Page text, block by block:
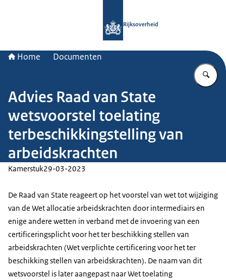
Rijksoverheid
Home Documenten
Advies Raad van State
wetsvoorstel toelating
terbeschikkingstelling van
arbeidskrachten
Kamerstuk29-03-2023
De Raad van State reageert op het voorstel van wet tot wijziging
van de Wet allocatie arbeidskrachten door intermediairs en
enige andere wetten in verband met de invoering van een
certificeringsplicht voor het ter beschikking stellen van
arbeidskrachten (Wet verplichte certificering voor het ter
beschikking stellen van arbeidskrachten). De naam van dit
wetsvoorstel is later aangepast naar Wet toelating